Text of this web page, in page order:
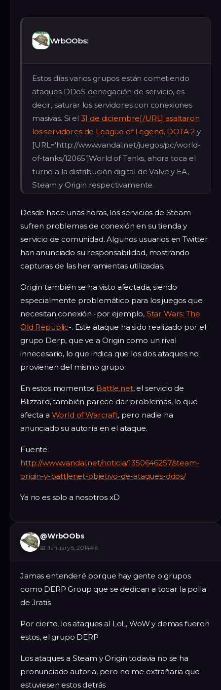
WrbOObs:
Estos días varios grupos están cometiendo
ataques DDoS denegación de servicio, es
decir, saturar los servidores con conexiones
masivas. Si el 31 de diciembre[/URL] asaltaron
los servidores de League of Legend, DOTA 2 y
[URL=‘http://www.vandal.net/juegos/pc/world-
of-tanks/12065’]World of Tanks, ahora toca el
turno a la distribución digital de Valve y EA,
Steam y Origin respectivamente.
Desde hace unas horas, los servicios de Steam
sufren problemas de conexión en su tienda y
servicio de comunidad. Algunos usuarios en Twitter
han anunciado su responsabilidad, mostrando
capturas de las herramientas utilizadas.
Origin también se ha visto afectada, siendo
especialmente problemático para los juegos que
necesitan conexión -por ejemplo, Star Wars: The
Old Republic-. Este ataque ha sido realizado por el
grupo Derp, que ve a Origin como un rival
innecesario, lo que indica que los dos ataques no
provienen del mismo grupo.
En estos momentos Battle.net, el servicio de
Blizzard, también parece dar problemas, lo que
afecta a World of Warcraft, pero nadie ha
anunciado su autoría en el ataque.
Fuente:
http://www.vandal.net/noticia/1350646257/steam-
origin-y-battlenet-objetivo-de-ataques-ddos/
Ya no es solo a nosotros xD
@WrbOObs
📅 January 5, 2014#6
Jamas entenderé porque hay gente o grupos
como DERP Group que se dedican a tocar la polla
de Jratis
Por cierto, los ataques al LoL, WoW y demas fueron
estos, el grupo DERP
Los ataques a Steam y Origin todavia no se ha
pronunciado autoria, pero no me extrañaria que
estuviesen estos detrás